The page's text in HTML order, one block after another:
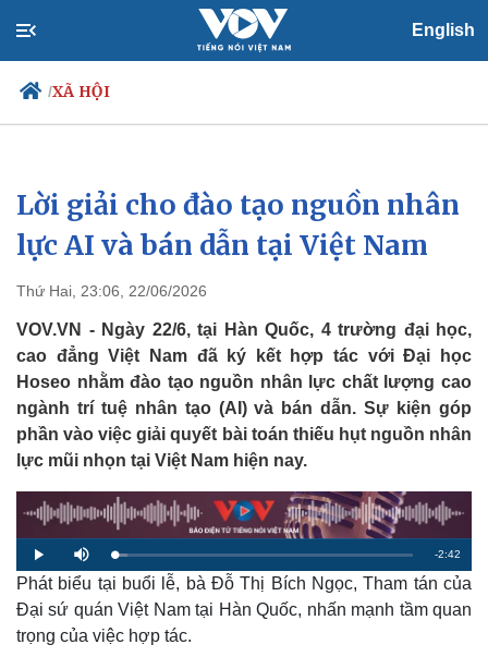
English
/XÃ HỘI
Chính trị
Đảng
Tổ chức nhân sự
Nhận diện sự thật
Xã hội
Tin 24h
Dự báo thời tiết
Việc làm
Biển đảo
Lời giải cho đào tạo nguồn nhân
lực AI và bán dẫn tại Việt Nam
Thứ Hai, 23:06, 22/06/2026
VOV.VN - Ngày 22/6, tại Hàn Quốc, 4 trường đại học,
cao đẳng Việt Nam đã ký kết hợp tác với Đại học
Hoseo nhằm đào tạo nguồn nhân lực chất lượng cao
ngành trí tuệ nhân tạo (AI) và bán dẫn. Sự kiện góp
phần vào việc giải quyết bài toán thiếu hụt nguồn nhân
lực mũi nhọn tại Việt Nam hiện nay.
P
l
a
y
M
u
t
e
L
o
a
d
e
d
4
.
R
e
m
-2:42
Phát biểu tại buổi lễ, bà Đỗ Thị Bích Ngọc, Tham tán của
Đại sứ quán Việt Nam tại Hàn Quốc, nhấn mạnh tầm quan
trọng của việc hợp tác.